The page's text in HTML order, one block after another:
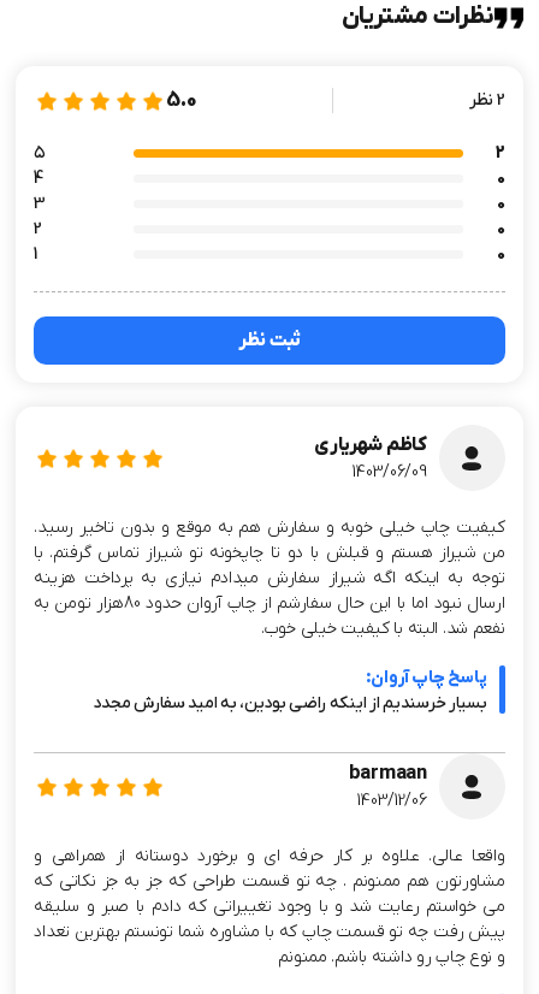
نظرات مشتریان
2 نظر 5.0
2
۵
0
4
0
3
0
2
0
1
ثبت نظر
کاظم شهریاری
1403/06/09
کیفیت چاپ خیلی خوبه و سفارش هم به موقع و بدون تاخیر رسید.
من شیراز هستم و قبلش با دو تا چاپخونه تو شیراز تماس گرفتم. با
توجه به اینکه اگه شیراز سفارش میدادم نیازی به پرداخت هزینه
ارسال نبود اما با این حال سفارشم از چاپ آروان حدود 80هزار تومن به
نفعم شد. البته با کیفیت خیلی خوب.
پاسخ چاپ آروان:
بسیار خرسندیم از اینکه راضی بودین، به امید سفارش مجدد
barmaan
1403/12/06
واقعا عالی. علاوه بر کار حرفه ای و برخورد دوستانه از همراهی و
مشاورتون هم ممنونم . چه تو قسمت طراحی که جز به جز نکاتی که
می خواستم رعایت شد و با وجود تغییراتی که دادم با صبر و سلیقه
پیش رفت چه تو قسمت چاپ که با مشاوره شما تونستم بهترین تعداد
و نوع چاپ رو داشته باشم. ممنونم